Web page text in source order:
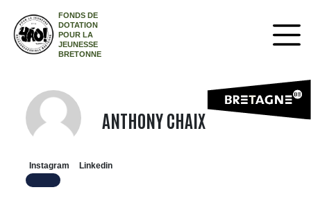
FONDS DE
DOTATION
POUR LA
JEUNESSE
BRETONNE
ANTHONY CHAIX
Instagram Linkedin